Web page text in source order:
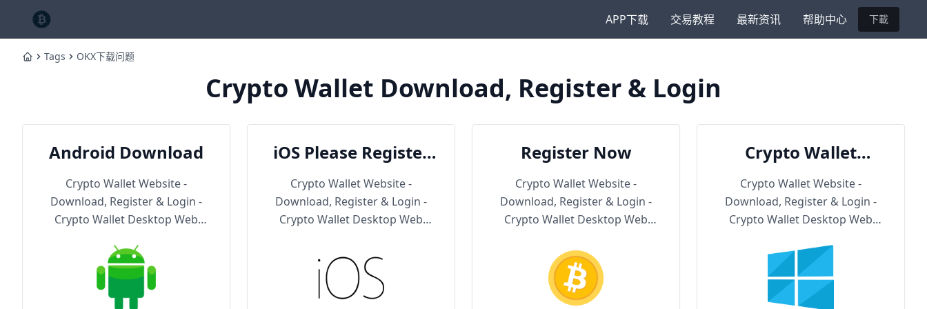
APP下载 交易教程 最新资讯 帮助中心 下載
HomeTags OKX下载问题
Crypto Wallet Download, Register & Login
Android Download
Crypto Wallet Website -
Download, Register & Login -
Crypto Wallet Desktop Web
iOS Please Register
Then Download
Crypto Wallet Website -
Download, Register & Login -
Crypto Wallet Desktop Web
Register Now
Crypto Wallet Website -
Download, Register & Login -
Crypto Wallet Desktop Web
Crypto Wallet
Backup URL
Crypto Wallet Website -
Download, Register & Login -
Crypto Wallet Desktop Web